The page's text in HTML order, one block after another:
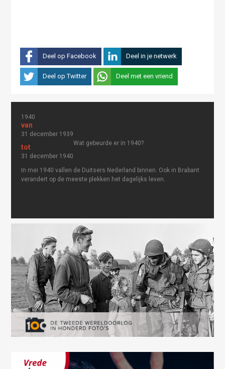
Deel op Facebook Deel in je netwerk
Deel op Twitter Deel met een vriend
1940
31 december 1939
31 december 1940
Wat gebeurde er in 1940?
In mei 1940 vallen de Duitsers Nederland binnen. Ook in Brabant
verandert op de meeste plekken het dagelijks leven.